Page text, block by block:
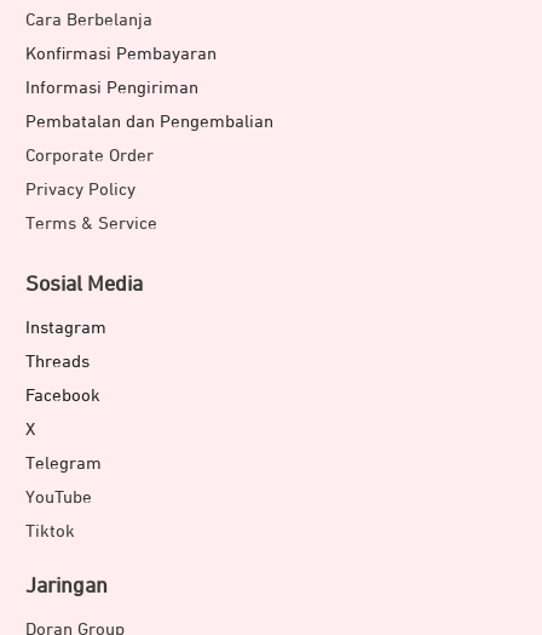
Cara Berbelanja
Konfirmasi Pembayaran
Informasi Pengiriman
Pembatalan dan Pengembalian
Corporate Order
Privacy Policy
Terms & Service
Sosial Media
Instagram
Threads
Facebook
X
Telegram
YouTube
Tiktok
Jaringan
Doran Group